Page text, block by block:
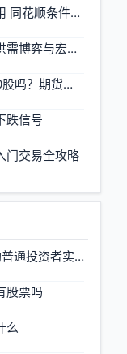
同花顺条件选股怎么用 同花顺条件选股操作方法
油价下周走势如何？供需博弈与宏观变量交织下的投资机会解析
股票交易必须买入100股吗？期货交易单位有何不同
跌信号
门交易全攻略
证券交易API如何帮助普通投资者实现量化交易
股票吗
么